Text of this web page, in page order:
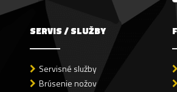
SERVIS / SLUŽBY
Servisné služby
Brúsenie nožov